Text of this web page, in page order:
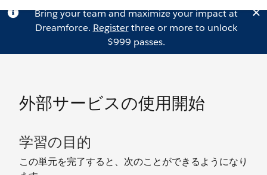
Bring your team and maximize your impact at
Dreamforce. Registerthree or more to unlock
$999 passes.
外部サービスの使用開始
学習の目的
この単元を完了すると、次のことができるようになり